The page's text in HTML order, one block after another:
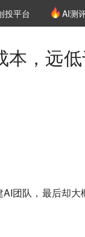
投平台 AI测
本，远
团队，最后却大